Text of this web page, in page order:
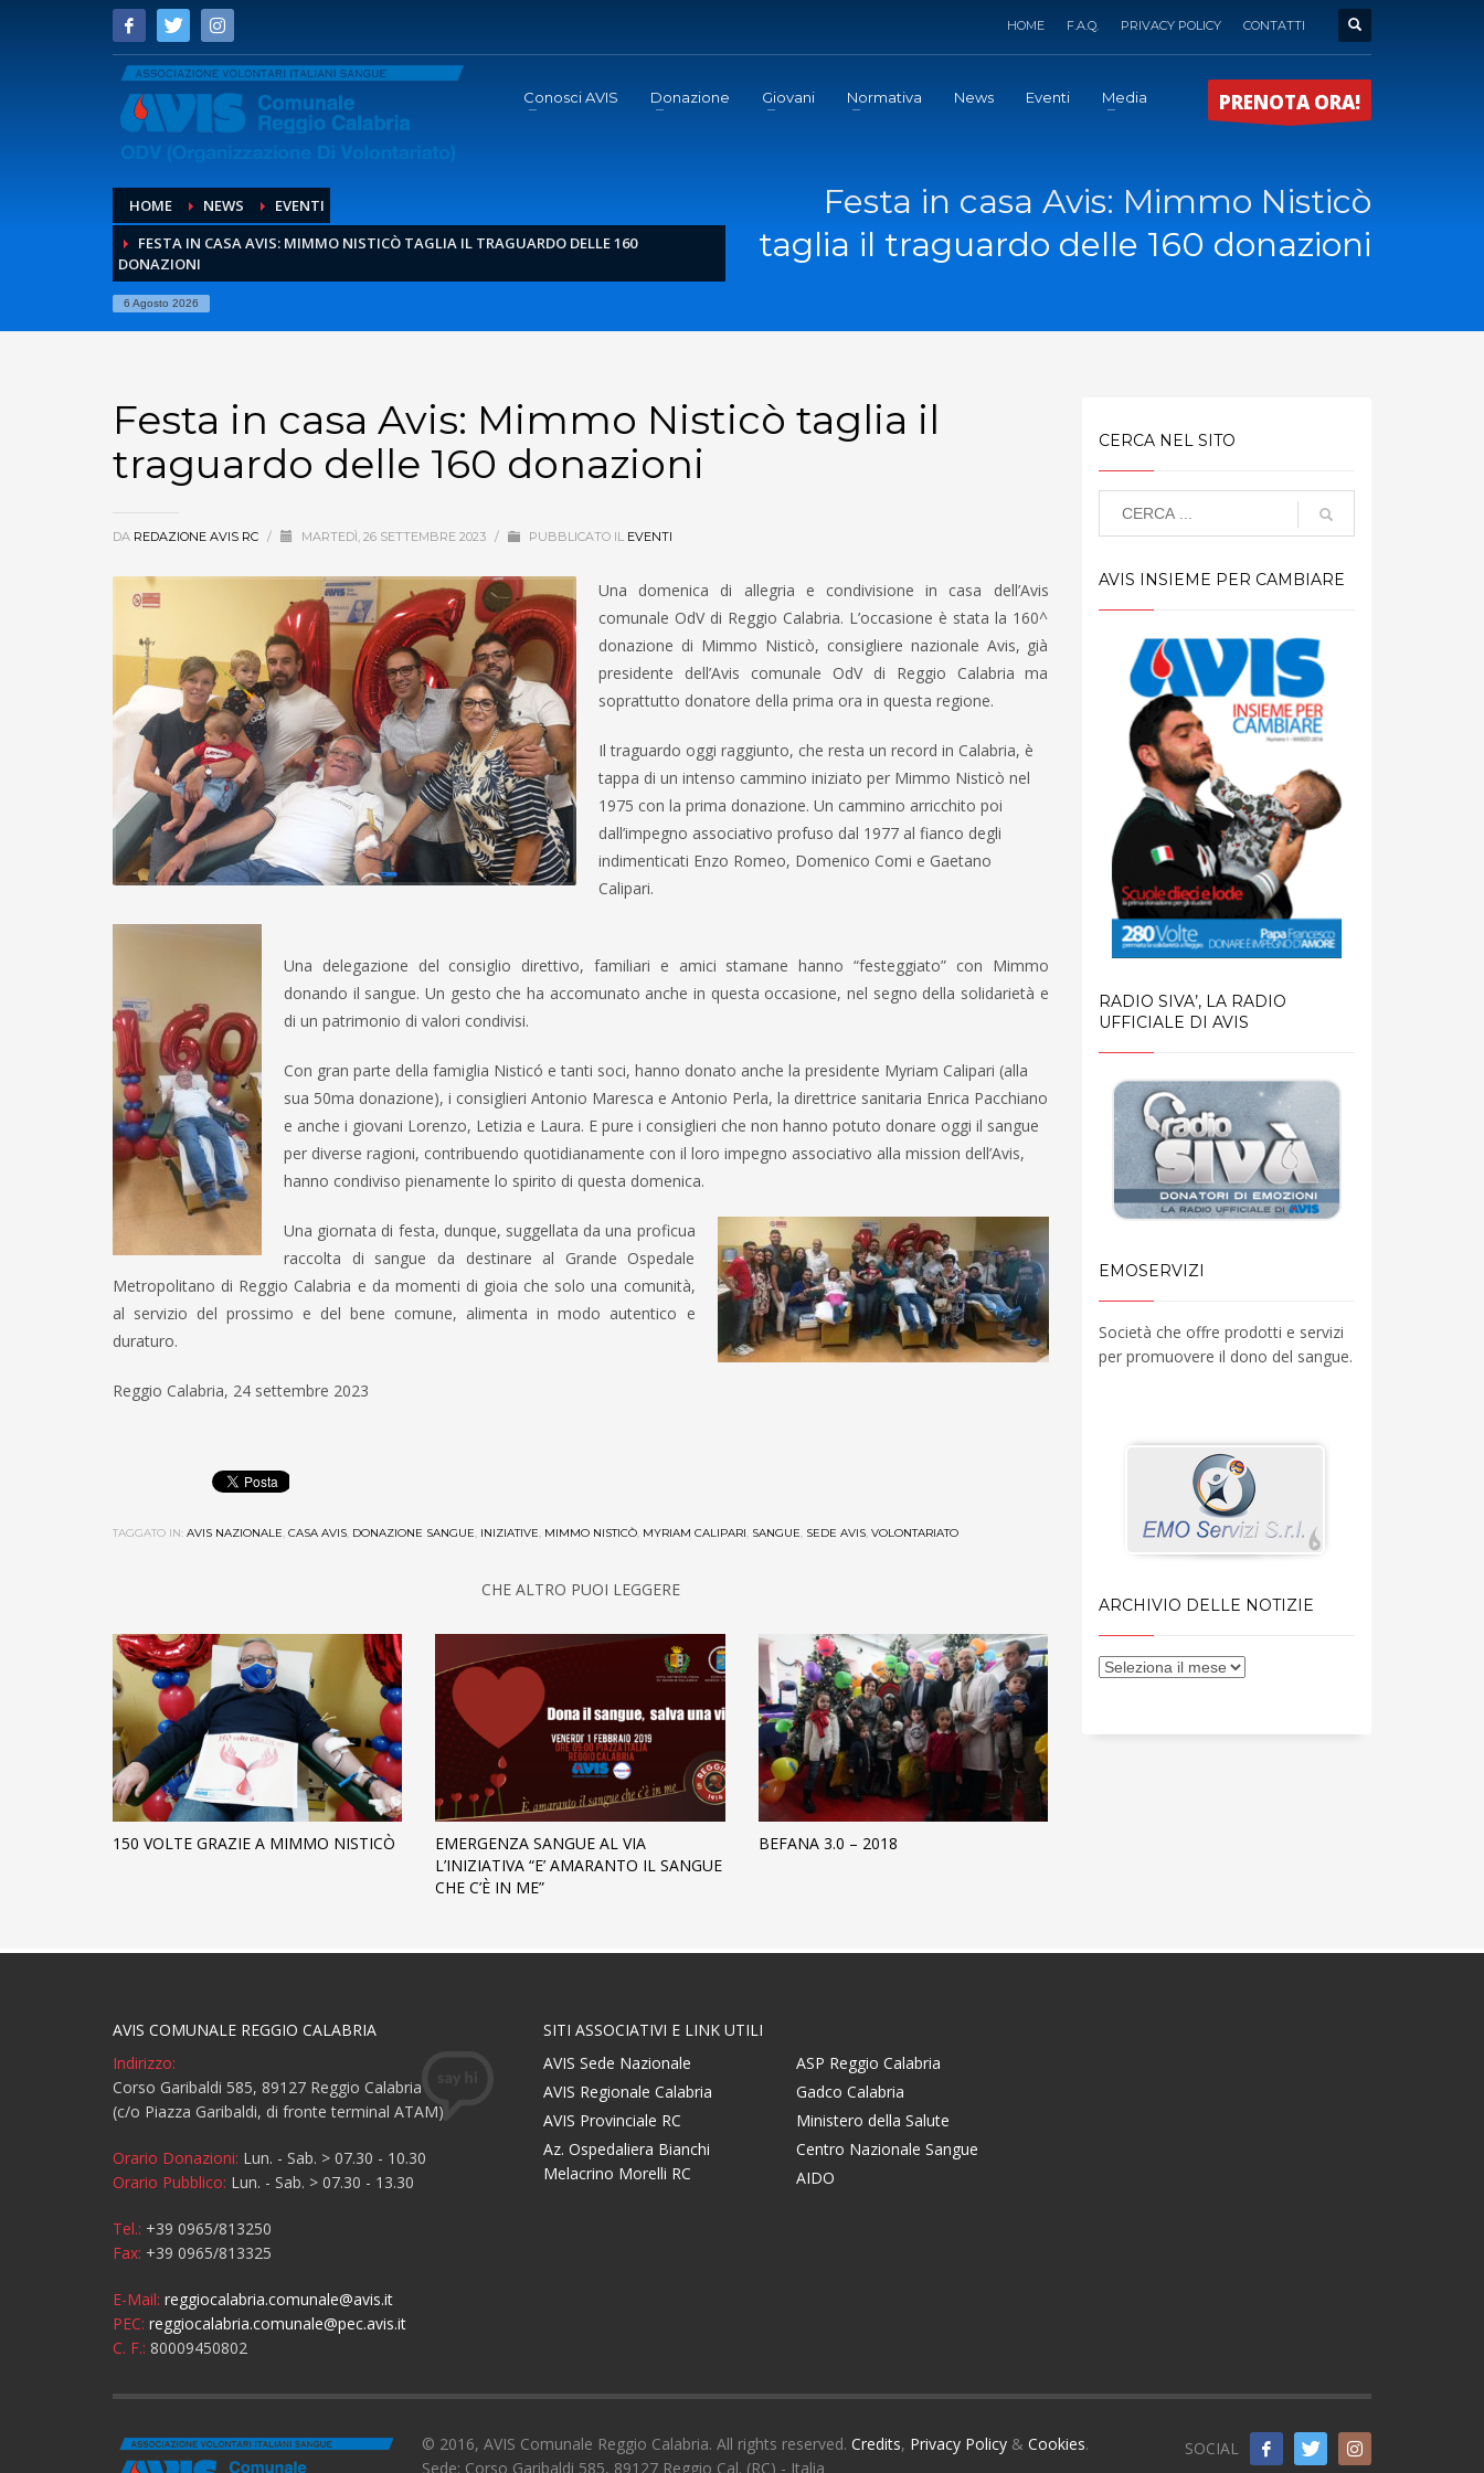
HOME F.A.Q. PRIVACY POLICY CONTATTI
Conosci AVIS Donazione Giovani Normativa News Eventi Media PRENOTA ORA!
HOME NEWS
EVENTI
FESTA IN CASA AVIS: MIMMO NISTICÒ TAGLIA IL TRAGUARDO DELLE 160
DONAZIONI
6 Agosto 2026
Festa in casa Avis: Mimmo Nisticò
taglia il traguardo delle 160 donazioni
Festa in casa Avis: Mimmo Nisticò taglia il
traguardo delle 160 donazioni
DA REDAZIONE AVIS RC / MARTEDÌ, 26 SETTEMBRE 2023 / PUBBLICATO IL EVENTI
Una domenica di allegria e condivisione in casa dell’Avis
comunale OdV di Reggio Calabria. L’occasione è stata la 160^
donazione di Mimmo Nisticò, consigliere nazionale Avis, già
presidente dell’Avis comunale OdV di Reggio Calabria ma
soprattutto donatore della prima ora in questa regione.
Il traguardo oggi raggiunto, che resta un record in Calabria, è
tappa di un intenso cammino iniziato per Mimmo Nisticò nel
1975 con la prima donazione. Un cammino arricchito poi
dall’impegno associativo profuso dal 1977 al fianco degli
indimenticati Enzo Romeo, Domenico Comi e Gaetano
Calipari.
Una delegazione del consiglio direttivo, familiari e amici stamane hanno “festeggiato” con Mimmo
donando il sangue. Un gesto che ha accomunato anche in questa occasione, nel segno della solidarietà e
di un patrimonio di valori condivisi.
Con gran parte della famiglia Nisticó e tanti soci, hanno donato anche la presidente Myriam Calipari (alla
sua 50ma donazione), i consiglieri Antonio Maresca e Antonio Perla, la direttrice sanitaria Enrica Pacchiano
e anche i giovani Lorenzo, Letizia e Laura. E pure i consiglieri che non hanno potuto donare oggi il sangue
per diverse ragioni, contribuendo quotidianamente con il loro impegno associativo alla mission dell’Avis,
hanno condiviso pienamente lo spirito di questa domenica.
Una giornata di festa, dunque, suggellata da una proficua
raccolta di sangue da destinare al Grande Ospedale
Metropolitano di Reggio Calabria e da momenti di gioia che solo una comunità,
al servizio del prossimo e del bene comune, alimenta in modo autentico e
duraturo.
Reggio Calabria, 24 settembre 2023
TAGGATO IN: AVIS NAZIONALE, CASA AVIS, DONAZIONE SANGUE, INIZIATIVE, MIMMO NISTICÒ, MYRIAM CALIPARI, SANGUE, SEDE AVIS, VOLONTARIATO
CHE ALTRO PUOI LEGGERE
150 VOLTE GRAZIE A MIMMO NISTICÒ
EMERGENZA SANGUE AL VIA
L’INIZIATIVA “E’ AMARANTO IL SANGUE
CHE C’È IN ME”
BEFANA 3.0 – 2018
CERCA NEL SITO
AVIS INSIEME PER CAMBIARE
RADIO SIVA’, LA RADIO
UFFICIALE DI AVIS
EMOSERVIZI
Società che offre prodotti e servizi
per promuovere il dono del sangue.
ARCHIVIO DELLE NOTIZIE
AVIS COMUNALE REGGIO CALABRIA
Indirizzo:
Corso Garibaldi 585, 89127 Reggio Calabria
(c/o Piazza Garibaldi, di fronte terminal ATAM)
Orario Donazioni: Lun. - Sab. > 07.30 - 10.30
Orario Pubblico: Lun. - Sab. > 07.30 - 13.30
Tel.: +39 0965/813250
Fax: +39 0965/813325
E-Mail: reggiocalabria.comunale@avis.it
PEC: reggiocalabria.comunale@pec.avis.it
C. F.: 80009450802
SITI ASSOCIATIVI E LINK UTILI
AVIS Sede Nazionale
ASP Reggio Calabria
AVIS Regionale Calabria
Gadco Calabria
AVIS Provinciale RC
Ministero della Salute
Az. Ospedaliera Bianchi
Melacrino Morelli RC
Centro Nazionale Sangue
AIDO
SOCIAL
© 2016, AVIS Comunale Reggio Calabria. All rights reserved. Credits, Privacy Policy & Cookies.
Sede: Corso Garibaldi 585, 89127 Reggio Cal. (RC) - Italia